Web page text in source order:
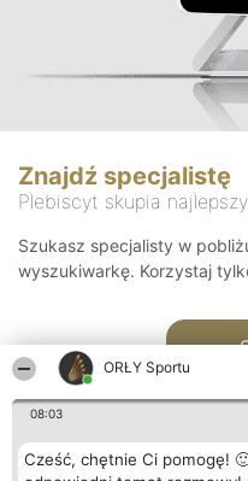
ORŁY Sportu
08:03
Cześć, chętnie Ci pomogę!
Znajdź specjalistę
Plebiscyt skupia
Szukasz specjalisty w
wyszukiwarkę. Korzystaj